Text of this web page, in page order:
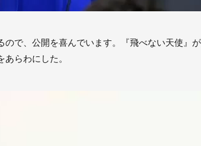
で、公開を喜んでいます。『飛べない天使』
らわにした。